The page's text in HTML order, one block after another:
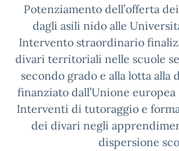
Potenziamento dell’offerta
dagli asili nido alle
Intervento straordinario
divari territoriali nelle scuole
secondo grado e alla lotta alla
finanziato dall’Unione
Interventi di tutoraggio e
dei divari negli
dispersione